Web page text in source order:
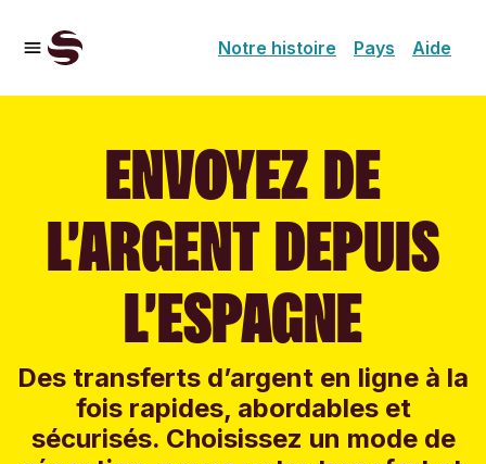
Notre histoire Pays Aide
ENVOYEZ DE
L’ARGENT DEPUIS
L’ESPAGNE
Des transferts d’argent en ligne à la
fois rapides, abordables et
sécurisés. Choisissez un mode de